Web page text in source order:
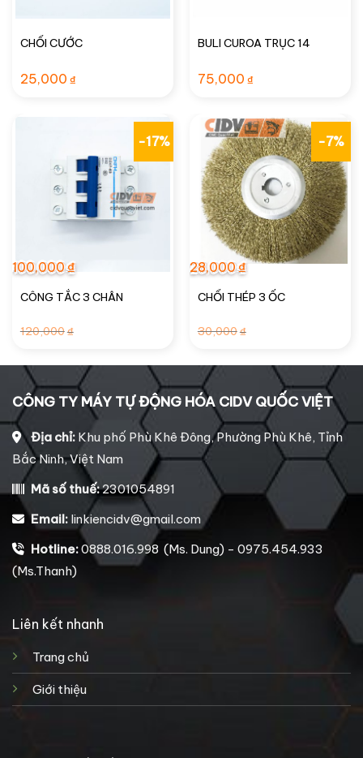
CHỔI CƯỚC
25,000 ₫
BULI CUROA TRỤC 14
75,000 ₫
-17%
CÔNG TẮC 3 CHÂN
120,000₫
120,000₫.
100,000₫
là:
100,000₫.
-7%
CHỔI THÉP 3 ỐC
30,000₫
30,000₫.
28,000₫
là:
28,000₫.
CÔNG TY MÁY TỰ ĐỘNG HÓA CIDV QUỐC VIỆT
Địa chỉ: Khu phố Phù Khê Đông, Phường Phù Khê, Tỉnh
Bắc Ninh, Việt Nam
Mã số thuế:2301054891
Email: linkiencidv@gmail.com
Hotline:0888.016.998 (Ms. Dung) - 0975.454.933
(Ms.Thanh)
Liên kết nhanh
Trang chủ
Giới thiệu